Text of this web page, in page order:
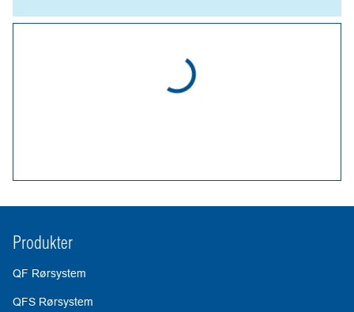
Produkter
QF Rørsystem
QFS Rørsystem